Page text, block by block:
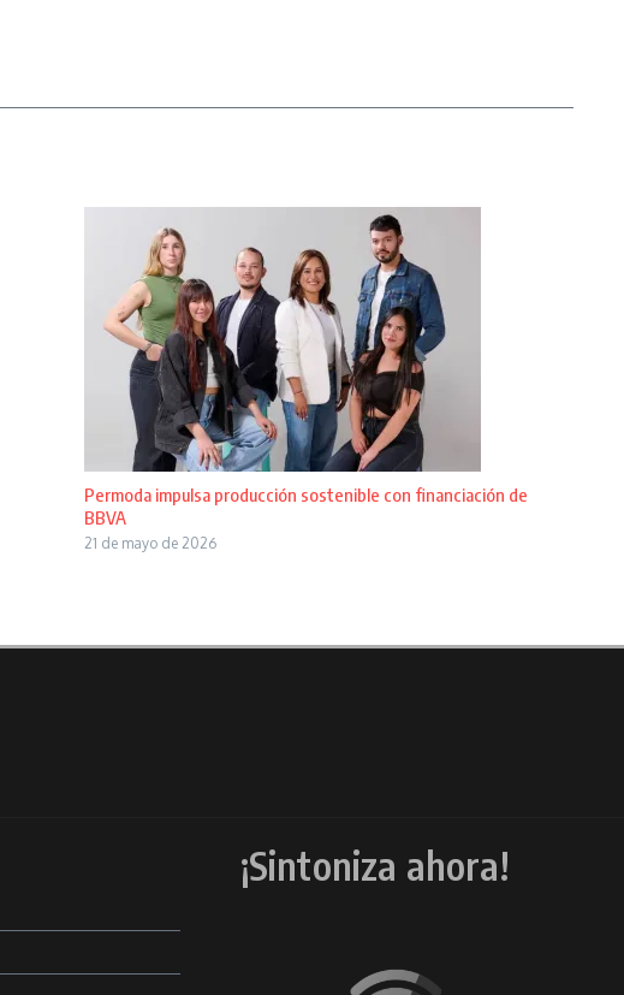
Permoda impulsa producción sostenible con financiación de
BBVA
21 de mayo de 2026
¡Sintoniza ahora!